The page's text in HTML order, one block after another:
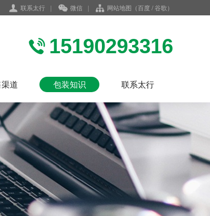
联系太行 | 微信 | 网站地图 （百度/谷歌）
15190293316
道 包装知识 联系太行